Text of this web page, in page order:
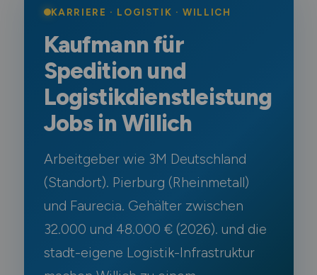
KARRIERE · LOGISTIK · WILLICH
Kaufmann für
Spedition und
Logistikdienstleistung
Jobs in Willich
Arbeitgeber wie 3M Deutschland
(Standort). Pierburg (Rheinmetall)
und Faurecia. Gehälter zwischen
32.000 und 48.000 € (2026). und die
stadt-eigene Logistik-Infrastruktur